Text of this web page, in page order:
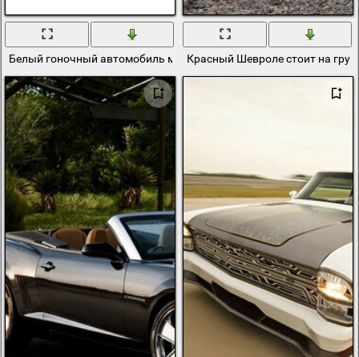
Белый гоночный автомобиль марки ШевролеКрасный Шевроле стоит на